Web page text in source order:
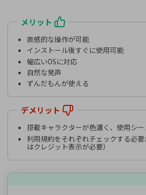
メリット
直感的な操作が可能
インストール後すぐに使用可能
幅広いOSに対応
自然な発声
ずんだもんが使える
デメリット
搭載キャラクターが色濃く、使用シ
利用規約をそれぞれチェックする必
はクレジット表示が必要）